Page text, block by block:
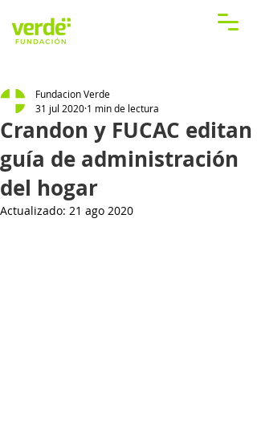
Crandon y FUCAC editan
guía de administración
del hogar
Fundacion Verde
31 jul 2020 1 min de lectura
Actualizado: 21 ago 2020